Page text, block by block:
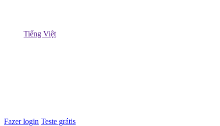
Tiếng Việt
Fazer login Teste grátis